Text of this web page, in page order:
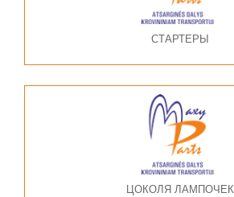
СТАРТЕРЫ
ЦОКОЛЯ ЛАМПОЧЕК